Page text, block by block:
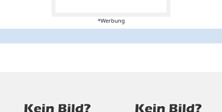
*Werbung